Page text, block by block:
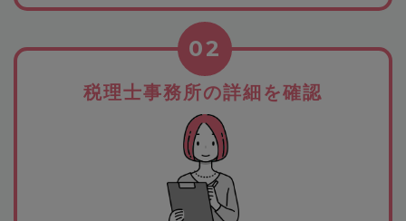
税理士事務所の詳細を確認
02